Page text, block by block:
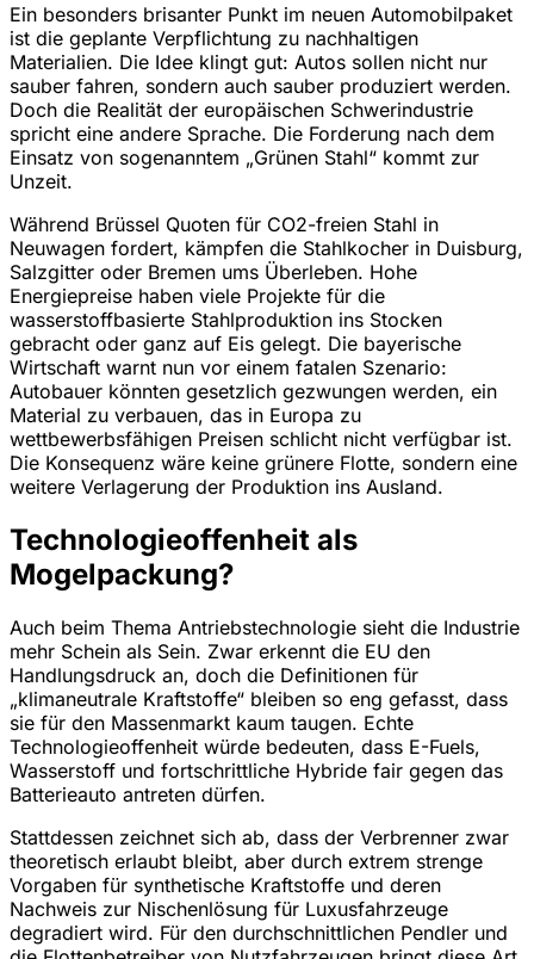
Ein besonders brisanter Punkt im neuen Automobilpaket
ist die geplante Verpflichtung zu nachhaltigen
Materialien. Die Idee klingt gut: Autos sollen nicht nur
sauber fahren, sondern auch sauber produziert werden.
Doch die Realität der europäischen Schwerindustrie
spricht eine andere Sprache. Die Forderung nach dem
Einsatz von sogenanntem „Grünen Stahl“ kommt zur
Unzeit.
Während Brüssel Quoten für CO2-freien Stahl in
Neuwagen fordert, kämpfen die Stahlkocher in Duisburg,
Salzgitter oder Bremen ums Überleben. Hohe
Energiepreise haben viele Projekte für die
wasserstoffbasierte Stahlproduktion ins Stocken
gebracht oder ganz auf Eis gelegt. Die bayerische
Wirtschaft warnt nun vor einem fatalen Szenario:
Autobauer könnten gesetzlich gezwungen werden, ein
Material zu verbauen, das in Europa zu
wettbewerbsfähigen Preisen schlicht nicht verfügbar ist.
Die Konsequenz wäre keine grünere Flotte, sondern eine
weitere Verlagerung der Produktion ins Ausland.
Technologieoffenheit als
Mogelpackung?
Auch beim Thema Antriebstechnologie sieht die Industrie
mehr Schein als Sein. Zwar erkennt die EU den
Handlungsdruck an, doch die Definitionen für
„klimaneutrale Kraftstoffe“ bleiben so eng gefasst, dass
sie für den Massenmarkt kaum taugen. Echte
Technologieoffenheit würde bedeuten, dass E-Fuels,
Wasserstoff und fortschrittliche Hybride fair gegen das
Batterieauto antreten dürfen.
Stattdessen zeichnet sich ab, dass der Verbrenner zwar
theoretisch erlaubt bleibt, aber durch extrem strenge
Vorgaben für synthetische Kraftstoffe und deren
Nachweis zur Nischenlösung für Luxusfahrzeuge
degradiert wird. Für den durchschnittlichen Pendler und